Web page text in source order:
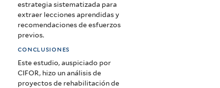
estrategia sistematizada para
extraer lecciones aprendidas y
recomendaciones de esfuerzos
previos.
conclusiones
Este estudio, auspiciado por
CIFOR, hizo un análisis de
proyectos de rehabilitación de